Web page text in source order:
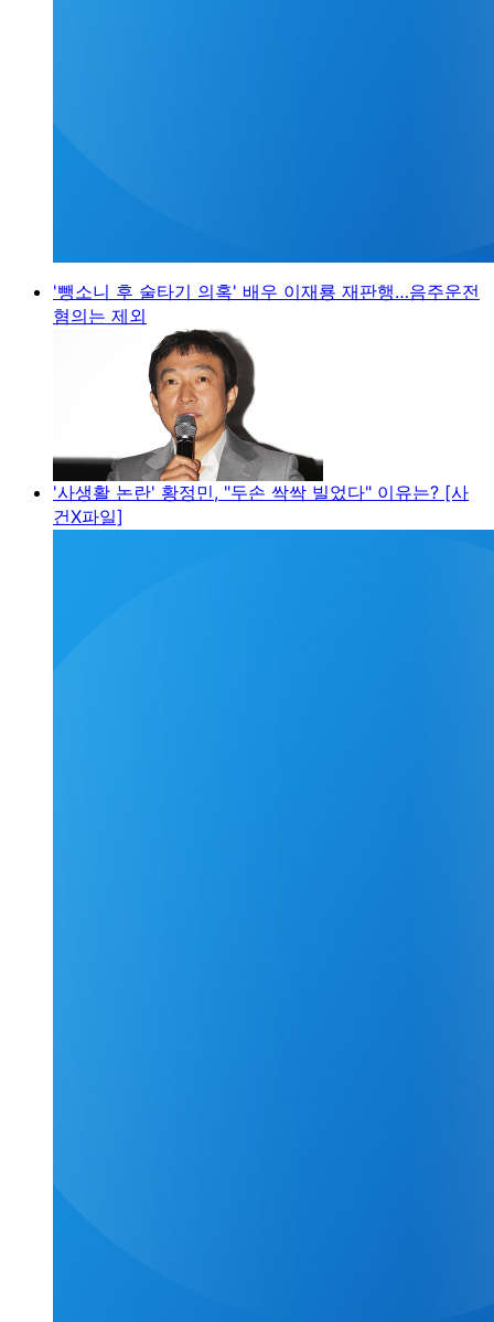
'뺑소니 후 술타기 의혹' 배우 이재룡 재판행…음주운전
혐의는 제외
'사생활 논란' 황정민, "두손 싹싹 빌었다" 이유는? [사
건X파일]